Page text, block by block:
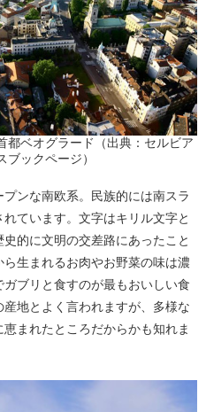
都ベオグラード（出典：セルビア
ブックページ）
ンな南欧系。民族的には南スラ
ています。文字はキリル文字と
的に文明の交差路にあったこと
生まれるお肉やお野菜の味は濃
ブリと食すのが最もおいしい食
地とよく言われますが、多様な
まれたところだからかも知れま